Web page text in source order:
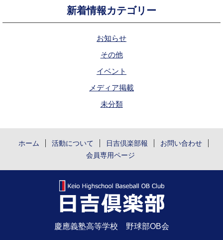
新着情報カテゴリー
お知らせ
その他
イベント
メディア掲載
未分類
ホーム 活動について 日吉倶楽部報
お問い合わせ
会員専用ページ
慶應義塾高等学校 野球部OB会